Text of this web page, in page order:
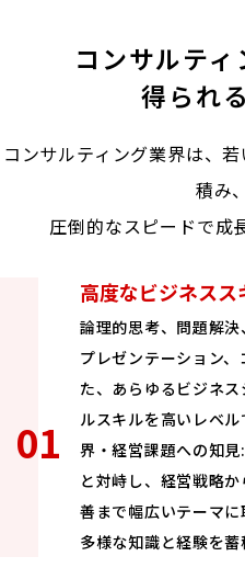
コンサルテ
得られ
コンサルティング業界は、
積み、
圧倒的なスピードで成
高度なビジネスス
論理的思考、問題解決
プレゼンテーション
た、あらゆるビジネ
ルスキルを高いレベ
界・経営課題への知
と対峙し、経営戦略
善まで幅広いテーマ
多様な知識と経験を蓄